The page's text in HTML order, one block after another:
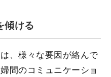
傾ける
、様々な要因が絡んで
間のコミュニケーショ